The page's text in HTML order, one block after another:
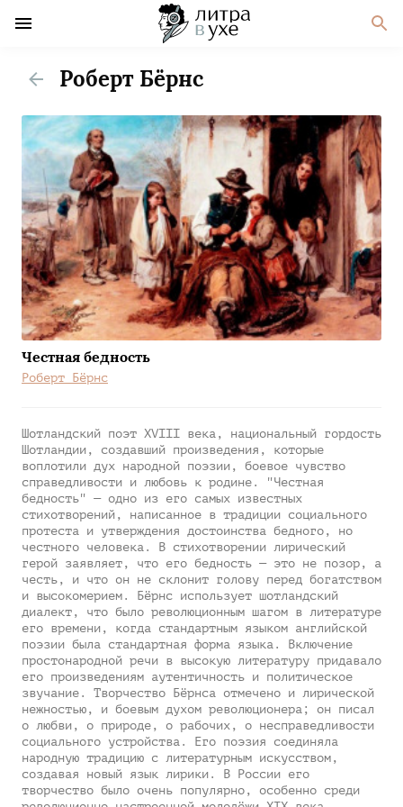
Роберт Бёрнс
Честная бедность
Роберт Бёрнс
Шотландский поэт XVIII века, национальный гордость
Шотландии, создавший произведения, которые
воплотили дух народной поэзии, боевое чувство
справедливости и любовь к родине. "Честная
бедность" — одно из его самых известных
стихотворений, написанное в традиции социального
протеста и утверждения достоинства бедного, но
честного человека. В стихотворении лирический
герой заявляет, что его бедность — это не позор, а
честь, и что он не склонит голову перед богатством
и высокомерием. Бёрнс использует шотландский
диалект, что было революционным шагом в литературе
его времени, когда стандартным языком английской
поэзии была стандартная форма языка. Включение
простонародной речи в высокую литературу придавало
его произведениям аутентичность и политическое
звучание. Творчество Бёрнса отмечено и лирической
нежностью, и боевым духом революционера; он писал
о любви, о природе, о рабочих, о несправедливости
социального устройства. Его поэзия соединяла
народную традицию с литературным искусством,
создавая новый язык лирики. В России его
творчество было очень популярно, особенно среди